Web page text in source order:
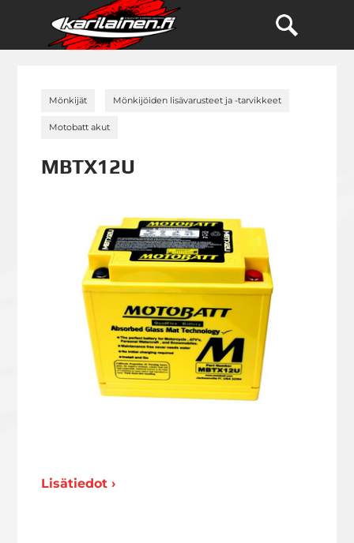
Mönkijät Mönkijöiden lisävarusteet ja -tarvikkeet
Motobatt akut
MBTX12U
Lisätiedot ›